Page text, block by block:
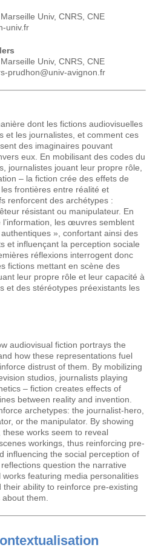
Univ, CNRS, CNE
univ.fr
Univ, CNRS, CNE
prudhon@univ-avignon.fr
dont les fictions audiovisuelles
et les journalistes, et comment ces
des imaginaires pouvant
eux. En mobilisant des codes du
journalistes jouant leur propre rôle,
– la fiction crée des effets de
frontières entre réalité et
renforcent des archétypes :
résistant ou manipulateur. En
les œuvres semblent
», confortant ainsi des
et influençant la perception sociale
réflexions interrogent donc
fictions mettant en scène des
leur propre rôle et leur capacité à
et des stéréotypes préexistants les
audiovisual fiction portrays the
how these representations fuel
distrust of them. By mobilizing
studios, journalists playing
– fiction creates effects of
between reality and invention.
archetypes: the journalist-hero,
or the manipulator. By showing
works seem to reveal
workings, thus reinforcing pre-
influencing the social perception of
question the narrative
featuring media personalities
their ability to reinforce pre-existing
them.